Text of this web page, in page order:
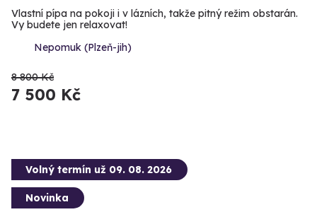
Vlastní pípa na pokoji i v lázních, takže pitný režim obstarán.
Vy budete jen relaxovat!
Nepomuk (Plzeň-jih)
8 800 Kč
7 500 Kč
Volný termín už 09. 08. 2026
Novinka